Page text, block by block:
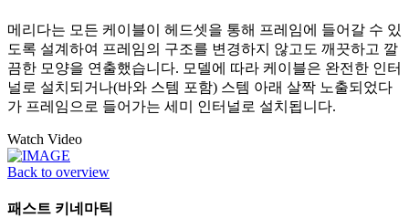
메리다는 모든 케이블이 헤드셋을 통해 프레임에 들어갈 수 있
도록 설계하여 프레임의 구조를 변경하지 않고도 깨끗하고 깔
끔한 모양을 연출했습니다. 모델에 따라 케이블은 완전한 인터
널로 설치되거나(바와 스템 포함) 스템 아래 살짝 노출되었다
가 프레임으로 들어가는 세미 인터널로 설치됩니다.
Watch Video
Back to overview
패스트 키네마틱